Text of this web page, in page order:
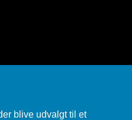
blive udvalgt til et